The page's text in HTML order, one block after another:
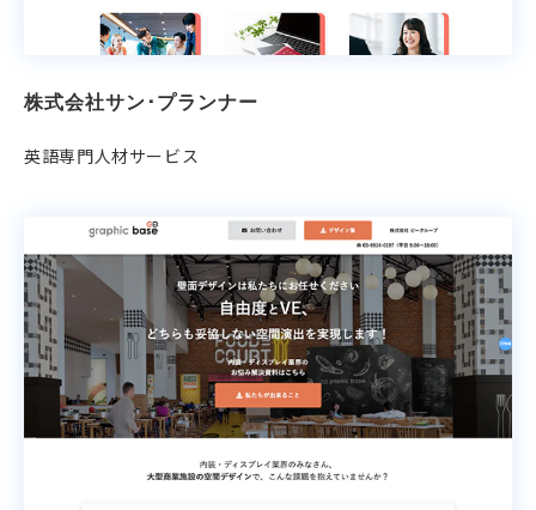
株式会社サン･プランナー
英語専門人材サービス